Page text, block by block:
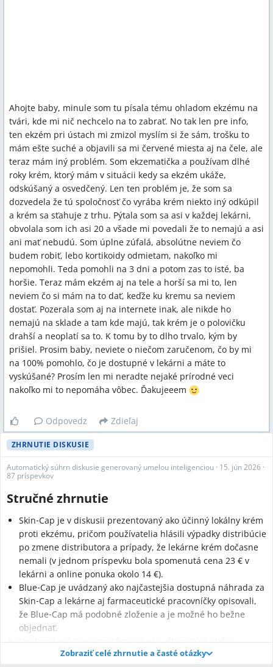
Ahojte baby, minule som tu písala tému ohladom ekzému na
tvári, kde mi nič nechcelo na to zabrať. No tak len pre info,
ten ekzém pri ústach mi zmizol myslím si že sám, trošku to
mám ešte suché a objavili sa mi červené miesta aj na čele, ale
teraz mám iný problém. Som ekzematička a používam dlhé
roky krém, ktorý mám v situácii kedy sa ekzém ukáže,
odskúšaný a osvedčený. Len ten problém je, že som sa
dozvedela že tú spoločnosť čo vyrába krém niekto iný odkúpil
a krém sa sťahuje z trhu. Pýtala som sa asi v každej lekárni,
obvolala som ich asi 20 a všade mi povedali že to nemajú a asi
ani mať nebudú. Som úplne zúfalá, absolútne neviem čo
budem robiť, lebo kortikoidy odmietam, nakoľko mi
nepomohli. Teda pomohli na 3 dni a potom zas to isté, ba
horšie. Teraz mám ekzém aj na tele a horší sa mi to, len
neviem čo si mám na to dať, keďže ku kremu sa neviem
dostať. Pozerala som aj na internete inak, ale nikde ho
nemajú na sklade a tam kde majú, tak krém je o polovičku
drahší a neoplatí sa to. K tomu by to dlho trvalo, kým by
prišiel. Prosim baby, neviete o niečom zaručenom, čo by mi
na 100% pomohlo, čo je dostupné v lekárni a máte to
vyskúšané? Prosím len mi neradte nejaké prírodné veci
nakoľko mi to nepomáha vôbec. Ďakujeeem
Odpovedz Zdieľaj
ZHRNUTIE DISKUSIE
Automatický súhrn diskusie generovaný umelou inteligenciou · 15. jún 2026 ·
87 príspevkov
Stručné zhrnutie
Skin‑Cap je v diskusii prezentovaný ako účinný lokálny krém
proti ekzému, pričom používatelia hlásili výpadky distribúcie
po zmene distributora a prípady, že lekárne krém dočasne
nemali (v jednom príspevku bola spomenutá cena 23 € v
lekárni a online ponuka okolo 14 €).
Blue‑Cap je uvádzaný ako najčastejšia dostupná náhrada za
Skin‑Cap a lekárne aj farmaceutické pracovníčky opisovali,
že Blue‑Cap má podobné zloženie a je možné ho bežne
objednať.
doplnok lokálnej liečby zahŕňajú probiotiká (kvapky,
Zobraziť celé zhrnutie a časté otázky